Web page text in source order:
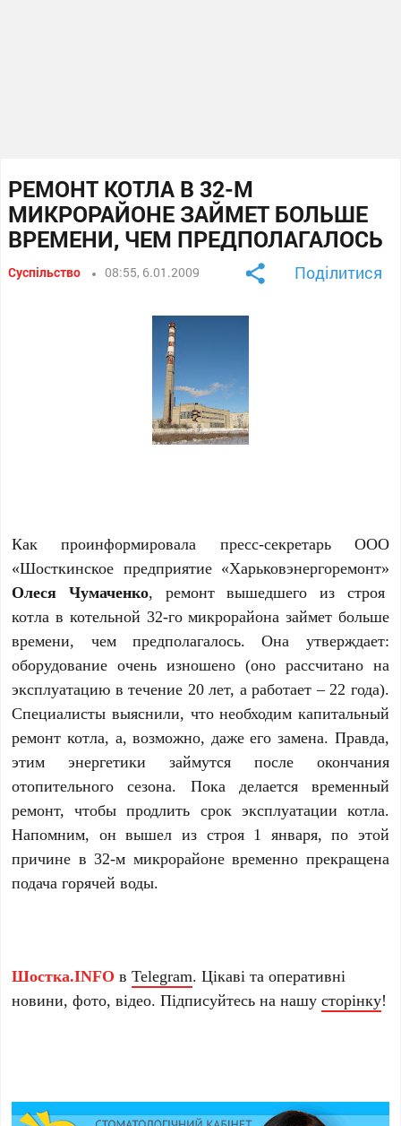
РЕМОНТ КОТЛА В 32-М
МИКРОРАЙОНЕ ЗАЙМЕТ БОЛЬШЕ
ВРЕМЕНИ, ЧЕМ ПРЕДПОЛАГАЛОСЬ
Суспільство 08:55, 6.01.2009 Поділитися
Как проинформировала пресс-секретарь ООО
«Шосткинское предприятие «Харьковэнергоремонт»
Олеся Чумаченко, ремонт вышедшего из строя
котла в котельной 32-го микрорайона займет больше
времени, чем предполагалось. Она утверждает:
оборудование очень изношено (оно рассчитано на
эксплуатацию в течение 20 лет, а работает – 22 года).
Специалисты выяснили, что необходим капитальный
ремонт котла, а, возможно, даже его замена. Правда,
этим энергетики займутся после окончания
отопительного сезона. Пока делается временный
ремонт, чтобы продлить срок эксплуатации котла.
Напомним, он вышел из строя 1 января, по этой
причине в 32-м микрорайоне временно прекращена
подача горячей воды.
Шостка.INFO вTelegram. Цікаві та оперативні
новини, фото, відео. Підписуйтесь на нашусторінку!